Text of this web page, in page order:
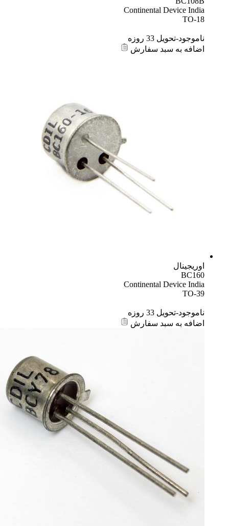
Continental Device India
TO-18
ناموجود-تحویل 33 روزه
اضافه به سبد سفارش
اوریجینال
BC160
Continental Device India
TO-39
ناموجود-تحویل 33 روزه
اضافه به سبد سفارش